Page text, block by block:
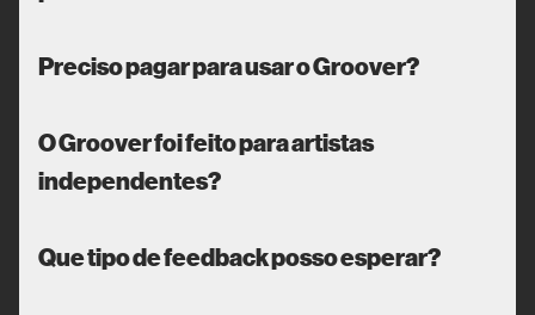
Preciso pagar para usar o Groover?
O Groover foi feito para artistas
independentes?
Que tipo de feedback posso esperar?